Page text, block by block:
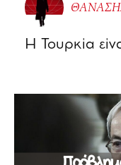
Η Τουρκία